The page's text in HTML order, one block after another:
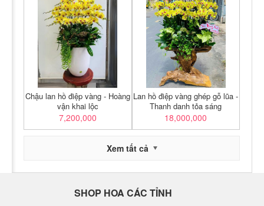
Chậu lan hồ điệp vàng - Hoàng
vận khai lộc
7,200,000
Lan hồ điệp vàng ghép gỗ lũa -
Thanh danh tỏa sáng
18,000,000
Xem tất cả
SHOP HOA CÁC TỈNH